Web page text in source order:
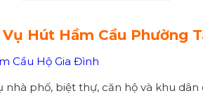
Vụ Hút Hầm Cầu Phường
Cầu Hộ Gia Đình
nhà phố, biệt thự, căn hộ và khu dân